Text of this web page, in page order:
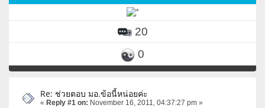
20
0
Re: ช่วยตอบ มอ.ข้อนี้หน่อยค่ะ
« Reply #1 on: November 16, 2011, 04:37:27 pm »